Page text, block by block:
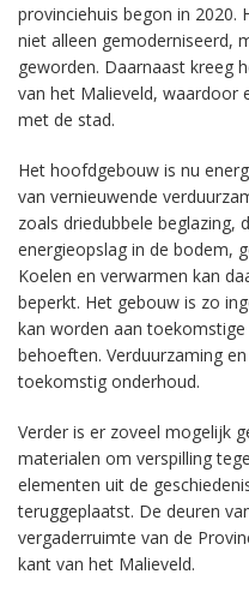
provinciehuis begon in 2020.
niet alleen gemoderniseerd,
geworden. Daarnaast kreeg
van het Malieveld, waardoor
met de stad.
Het hoofdgebouw is nu
van vernieuwende
zoals driedubbele beglazing,
energieopslag in de bodem,
Koelen en verwarmen kan
beperkt. Het gebouw is zo
kan worden aan
behoeften. Verduurzaming
toekomstig onderhoud.
Verder is er zoveel mogelijk
materialen om verspilling
elementen uit de
teruggeplaatst. De deuren
vergaderruimte van de
kant van het Malieveld.